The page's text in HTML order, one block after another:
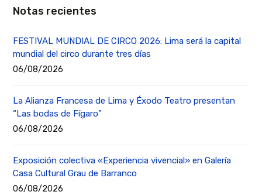
Notas recientes
FESTIVAL MUNDIAL DE CIRCO 2026: Lima será la capital
mundial del circo durante tres días
06/08/2026
La Alianza Francesa de Lima y Éxodo Teatro presentan
“Las bodas de Fígaro”
06/08/2026
Exposición colectiva «Experiencia vivencial» en Galería
Casa Cultural Grau de Barranco
06/08/2026